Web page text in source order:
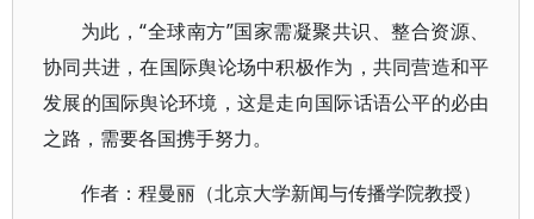
为此，“全球南方”国家需凝聚共识、整合资源、
协同共进，在国际舆论场中积极作为，共同营造和平
发展的国际舆论环境，这是走向国际话语公平的必由
之路，需要各国携手努力。
作者：程曼丽（北京大学新闻与传播学院教授）